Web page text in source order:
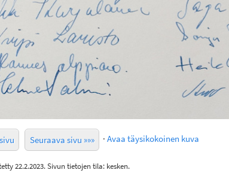
Seuraava sivu »»» · Avaa täysikokoinen kuva
22.2.2023. Sivun tietojen tila: kesken.